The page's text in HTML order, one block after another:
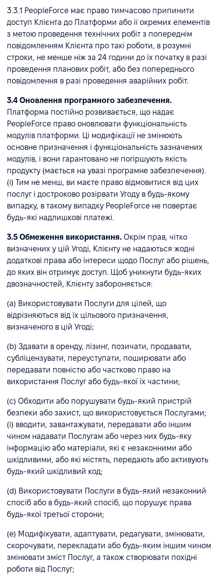
3.3.1 PeopleForce має право тимчасово припинити
доступ Клієнта до Платформи або її окремих елементів
з метою проведення технічних робіт з попереднім
повідомленням Клієнта про такі роботи, в розумні
строки, не менше ніж за 24 години до їх початку в разі
проведення планових робіт, або без попереднього
повідомлення в разі проведення аварійних робіт.
3.4 Оновлення програмного забезпечення.
Платформа постійно розвивається, що надає
PeopleForce право оновлювати функціональність
модулів платформи. Ці модифікації не змінюють
основне призначення і функціональність зазначених
модулів, і вони гарантовано не погіршують якість
продукту (мається на увазі програмне забезпечення).
(i) Тим не менш, ви маєте право відмовитися від цих
послуг і достроково розірвати Угоду в будь-якому
випадку, в такому випадку PeopleForce не повертає
будь-які надлишкові платежі.
3.5 Обмеження використання. Окрім прав, чітко
визначених у цій Угоді, Клієнту не надаються жодні
додаткові права або інтереси щодо Послуг або рішень,
до яких він отримує доступ. Щоб уникнути будь-яких
двозначностей, Клієнту забороняється:
(a) Використовувати Послуги для цілей, що
відрізняються від їх цільового призначення,
визначеного в цій Угоді;
(b) Здавати в оренду, лізинг, позичати, продавати,
субліцензувати, переуступати, поширювати або
передавати повністю або частково право на
використання Послуг або будь-якої їх частини;
(c) Обходити або порушувати будь-який пристрій
безпеки або захист, що використовується Послугами;
(i) вводити, завантажувати, передавати або іншим
чином надавати Послугам або через них будь-яку
інформацію або матеріали, які є незаконними або
шкідливими, або які містять, передають або активують
будь-який шкідливий код;
(d) Використовувати Послуги в будь-який незаконний
спосіб або в будь-який спосіб, що порушує права
будь-якої третьої сторони;
(e) Модифікувати, адаптувати, редагувати, змінювати,
скорочувати, перекладати або будь-яким іншим чином
змінювати зміст Послуг, а також створювати похідні
роботи від Послуг;